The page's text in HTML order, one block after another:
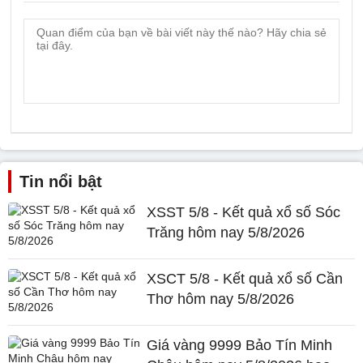
Tin nổi bật
XSST 5/8 - Kết quả xổ số Sóc
Trăng hôm nay 5/8/2026
XSCT 5/8 - Kết quả xổ số Cần
Thơ hôm nay 5/8/2026
Giá vàng 9999 Bảo Tín Minh